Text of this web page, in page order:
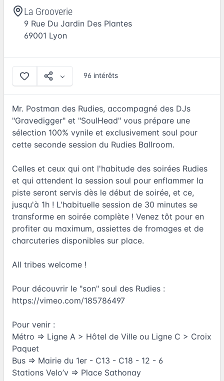
La Grooverie
9 Rue Du Jardin Des Plantes
69001 Lyon
96 intérêts
Mr. Postman des Rudies, accompagné des DJs
"Gravedigger" et "SoulHead" vous prépare une
sélection 100% vynile et exclusivement soul pour
cette seconde session du Rudies Ballroom.
Celles et ceux qui ont l'habitude des soirées Rudies
et qui attendent la session soul pour enflammer la
piste seront servis dès le début de soirée, et ce,
jusqu'à 1h ! L'habituelle session de 30 minutes se
transforme en soirée complète ! Venez tôt pour en
profiter au maximum, assiettes de fromages et de
charcuteries disponibles sur place.
All tribes welcome !
Pour découvrir le "son" soul des Rudies :
https://vimeo.com/185786497
Pour venir :
Métro => Ligne A > Hôtel de Ville ou Ligne C > Croix
Paquet
Bus => Mairie du 1er - C13 - C18 - 12 - 6
Stations Velo’v => Place Sathonay